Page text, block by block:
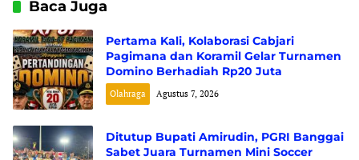
Baca Juga
Pertama Kali, Kolaborasi Cabjari
Pagimana dan Koramil Gelar Turnamen
Domino Berhadiah Rp20 Juta
Olahraga Agustus 7, 2026
Ditutup Bupati Amirudin, PGRI Banggai
Sabet Juara Turnamen Mini Soccer